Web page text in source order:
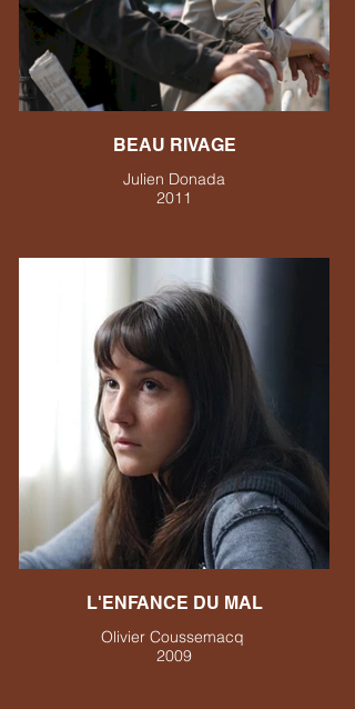
BEAU RIVAGE
Julien Donada
2011
L'ENFANCE DU MAL
Olivier Coussemacq
2009